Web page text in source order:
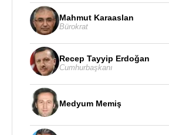
Mahmut Karaaslan
Bürokrat
Recep Tayyip Erdoğan
Cumhurbaşkanı
Medyum Memiş